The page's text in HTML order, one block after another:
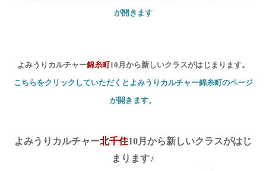
が開きます
よみうりカルチャー錦糸町10 月から新しいクラスがはじまります。
こちらをクリックしていただくとよみうりカルチャー錦糸町のページ
が開きます。
よみうりカルチャー北千住10月から新しいクラスがはじ
まります♪